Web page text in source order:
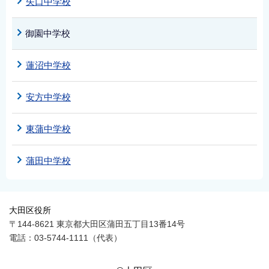
御園中学校
蓮沼中学校
安方中学校
東蒲中学校
蒲田中学校
大田区役所
〒144-8621 東京都大田区蒲田五丁目13番14号
電話：03-5744-1111（代表）